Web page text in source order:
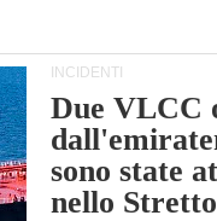
INCIDENTI
Due VLCC
sono state
nello